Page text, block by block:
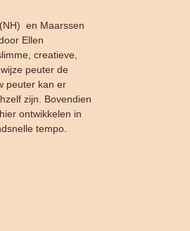
en Maarssen
Ellen
creatieve,
peuter de
peuter kan er
zijn. Bovendien
ontwikkelen in
tempo.